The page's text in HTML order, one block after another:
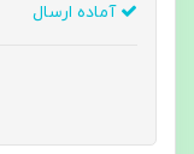
آماده ارسال